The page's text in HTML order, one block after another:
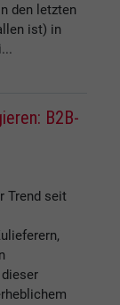
den letzten
ist) in
B2B-
Trend seit